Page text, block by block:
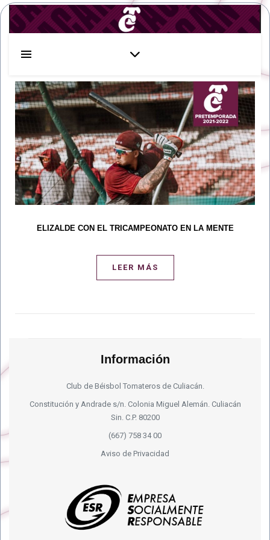
ELIZALDE CON EL TRICAMPEONATO EN LA MENTE
LEER MÁS
Información
Club de Béisbol Tomateros de Culiacán.
Constitución y Andrade s/n. Colonia Miguel Alemán. Culiacán
Sin. C.P. 80200
(667) 758 34 00
Aviso de Privacidad